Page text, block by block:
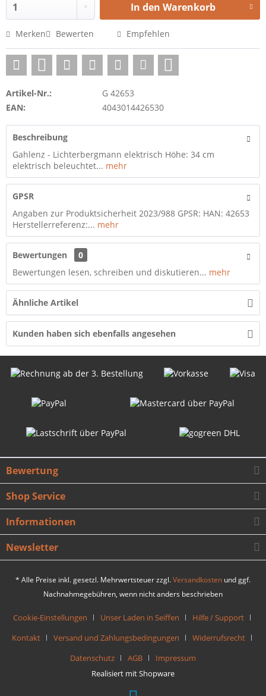
In den Warenkorb
Merken Bewerten Empfehlen
Artikel-Nr.:
G 42653
EAN:
4043014426530
Beschreibung
Gahlenz - Lichterbergmann elektrisch Höhe: 34 cm
elektrisch beleuchtet... mehr
GPSR
Angaben zur Produktsicherheit 2023/988 GPSR: HAN: 42653
Herstellerreferenz:... mehr
Bewertungen
0
Bewertungen lesen, schreiben und diskutieren... mehr
Ähnliche Artikel
Kunden haben sich ebenfalls angesehen
Bewertung
Shop Service
Informationen
Newsletter
* Alle Preise inkl. gesetzl. Mehrwertsteuer zzgl.Versandkosten und ggf.
Nachnahmegebühren, wenn nicht anders beschrieben
Cookie-Einstellungen Unser Laden in Seiffen
Hilfe / Support
Kontakt
Versand und Zahlungsbedingungen
Widerrufsrecht
Datenschutz
AGB
Impressum
Realisiert mit Shopware